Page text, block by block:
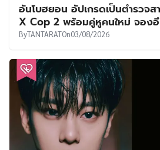
อันโบฮยอน อัปเกรดเป็นตำรวจส
X Cop 2 พร้อมคู่หูคนใหม่ จอง
ByTANTARATOn03/08/2026